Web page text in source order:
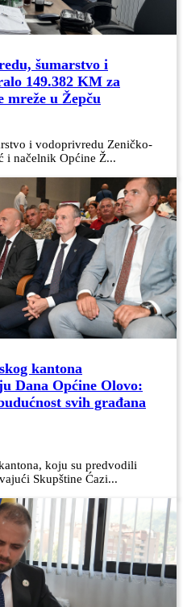
šumarstvo i
149.382 KM za
mreže u Žepču
i vodoprivredu Zeničko-
i načelnik Općine Ž...
kantona
Dana Općine Olovo:
svih građana
koju su predvodili
Skupštine Ćazi...